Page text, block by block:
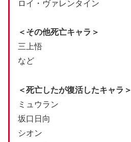
ロイ・ヴァレンタイン
＜その他死亡キャラ＞
三上悟
など
＜死亡したが復活したキャラ＞
ミュウラン
坂口日向
シオン